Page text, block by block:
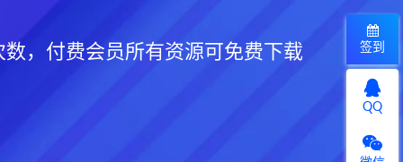
，付费会员所有资源可免费下载 签到
QQ